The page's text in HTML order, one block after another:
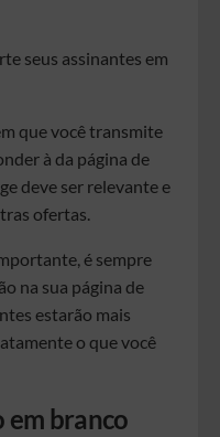
seus assinantes em
que você transmite
à da página de
deve ser relevante e
ofertas.
é sempre
na sua página de
estarão mais
o que você
em branco